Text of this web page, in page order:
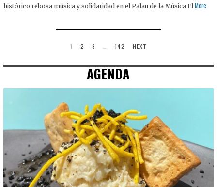
histórico rebosa música y solidaridad en el Palau de la Música El More
1 2 3 142 NEXT
AGENDA